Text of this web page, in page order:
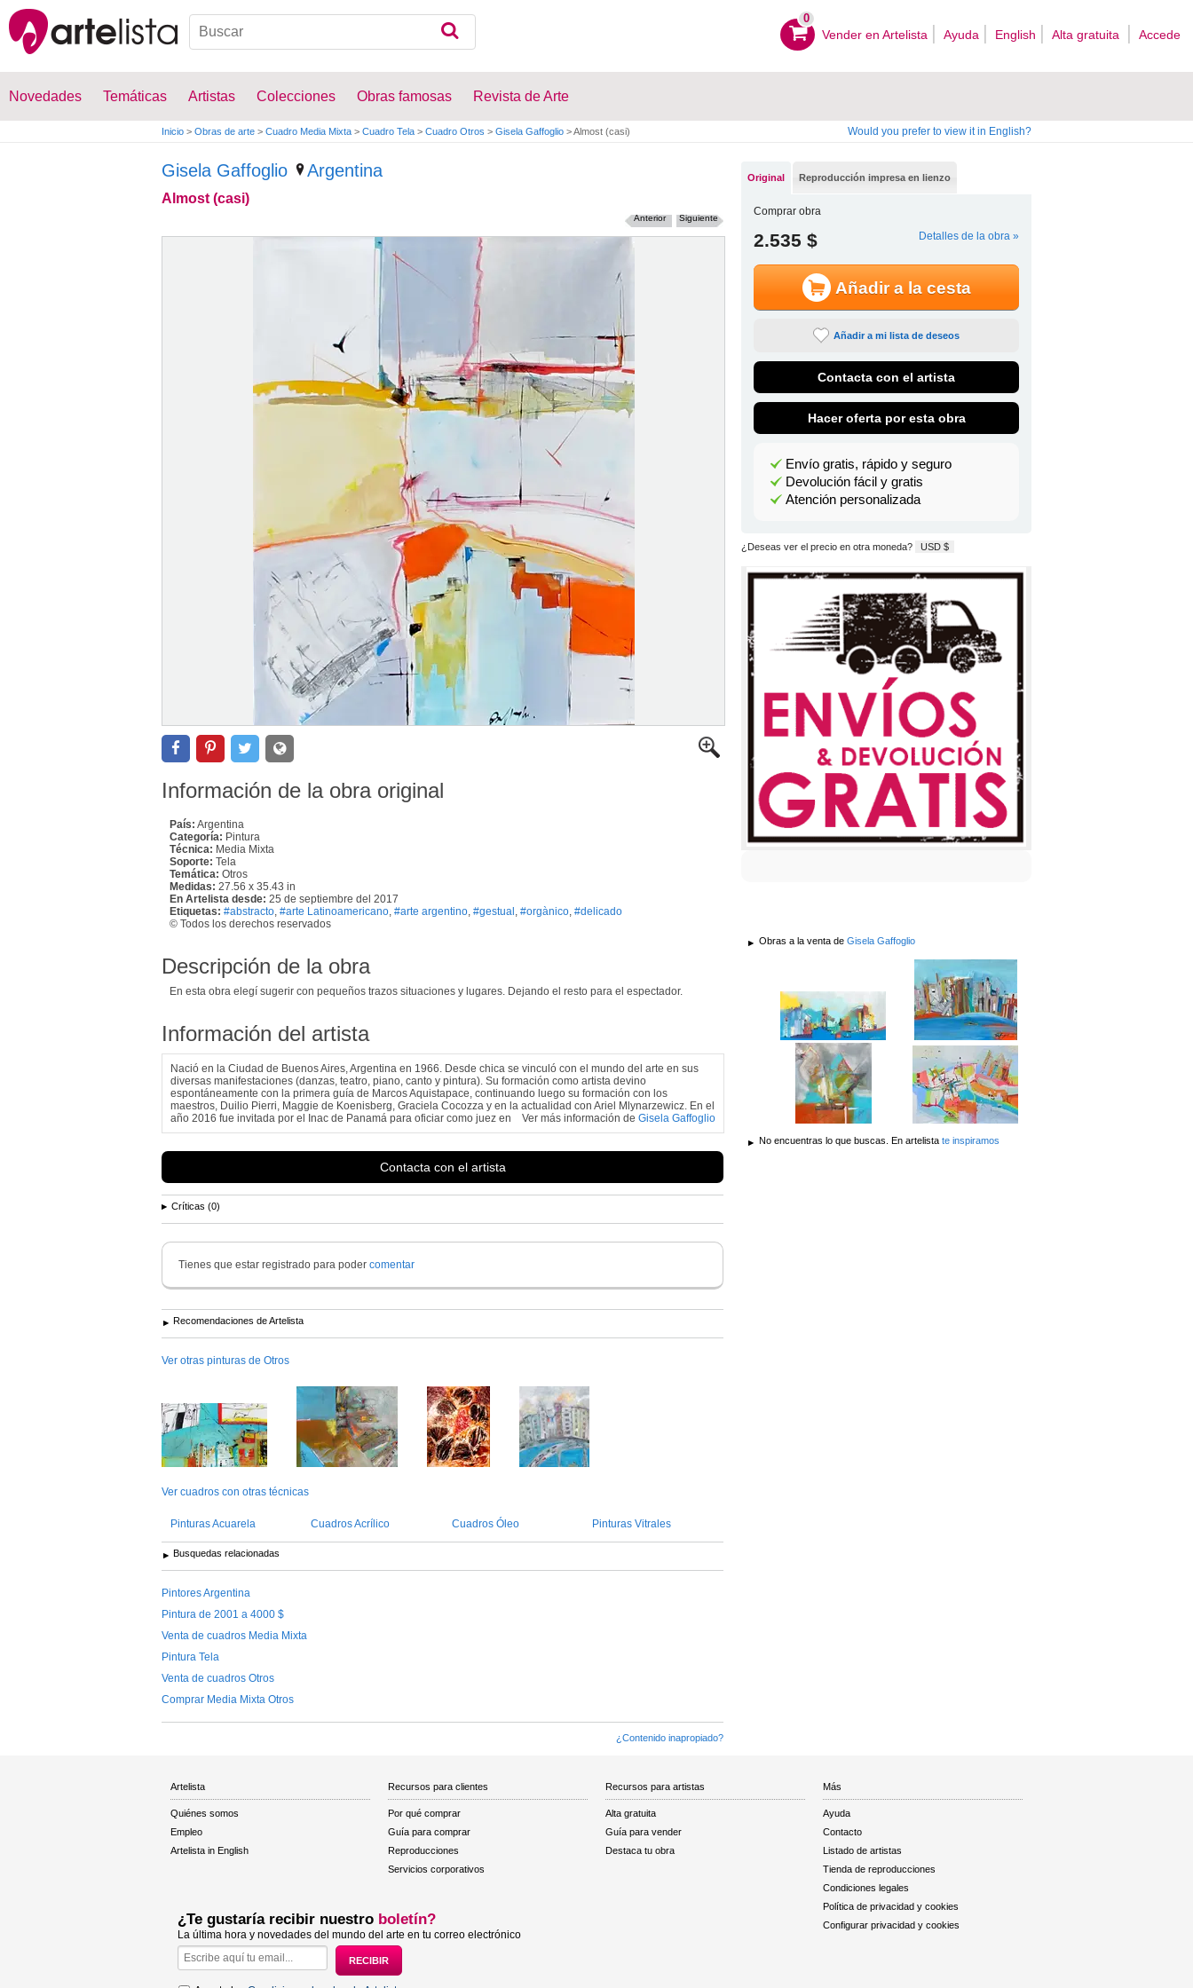
0
Vender en Artelista Ayuda English Alta gratuita Accede
Novedades Temáticas Artistas Colecciones Obras famosas Revista de Arte
Inicio > Obras de arte > Cuadro Media Mixta > Cuadro Tela > Cuadro Otros > Gisela Gaffoglio >Almost (casi) Would you prefer to view it in English?
Gisela Gaffoglio Argentina
Almost (casi)
Siguiente
Anterior
Información de la obra original
País: Argentina
Categoría: Pintura
Técnica: Media Mixta
Soporte: Tela
Temática: Otros
Medidas: 27.56 x 35.43 in
En Artelista desde: 25 de septiembre del 2017
Etiquetas: #abstracto #arte Latinoamericano #arte argentino #gestual #orgànico #delicado
© Todos los derechos reservados
Descripción de la obra
En esta obra elegí sugerir con pequeños trazos situaciones y lugares. Dejando el resto para el espectador.
Información del artista
Nació en la Ciudad de Buenos Aires, Argentina en 1966. Desde chica se vinculó con el mundo del arte en sus
diversas manifestaciones (danzas, teatro, piano, canto y pintura). Su formación como artista devino
espontáneamente con la primera guía de Marcos Aquistapace, continuando luego su formación con los
maestros, Duilio Pierri, Maggie de Koenisberg, Graciela Cocozza y en la actualidad con Ariel Mlynarzewicz. En el
año 2016 fue invitada por el Inac de Panamá para oficiar como juez en
Ver más información de Gisela Gaffoglio
Contacta con el artista
Críticas (0)
Tienes que estar registrado para poder comentar
Recomendaciones de Artelista
Ver otras pinturas de Otros
Ver cuadros con otras técnicas
Pinturas Acuarela Cuadros Acrílico Cuadros Óleo Pinturas Vitrales
Busquedas relacionadas
Pintores Argentina
Pintura de 2001 a 4000 $
Venta de cuadros Media Mixta
Pintura Tela
Venta de cuadros Otros
Comprar Media Mixta Otros
¿Contenido inapropiado?
Original Reproducción impresa en lienzo
Comprar obra
2.535 $ Detalles de la obra »
Añadir a la cesta
Añadir a mi lista de deseos
Contacta con el artista
Hacer oferta por esta obra
Envío gratis, rápido y seguro
Devolución fácil y gratis
Atención personalizada
¿Deseas ver el precio en otra moneda? USD $
Obras a la venta de Gisela Gaffoglio
No encuentras lo que buscas. En artelista te inspiramos
Artelista
Quiénes somos
Empleo
Artelista in English
Recursos para clientes
Por qué comprar
Guía para comprar
Reproducciones
Servicios corporativos
Recursos para artistas
Alta gratuita
Guía para vender
Destaca tu obra
Más
Ayuda
Contacto
Listado de artistas
Tienda de reproducciones
Condiciones legales
Política de privacidad y cookies
Configurar privacidad y cookies
¿Te gustaría recibir nuestro boletín?
La última hora y novedades del mundo del arte en tu correo electrónico